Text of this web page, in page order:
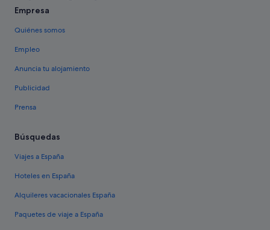
Empresa
Quiénes somos
Empleo
Anuncia tu alojamiento
Publicidad
Prensa
Búsquedas
Viajes a España
Hoteles en España
Alquileres vacacionales España
Paquetes de viaje a España